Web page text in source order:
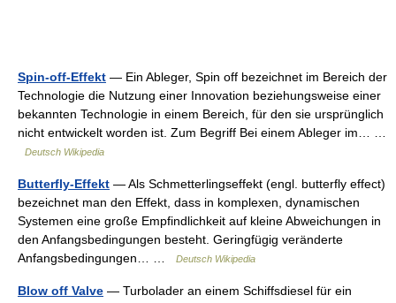
Spin-off-Effekt — Ein Ableger, Spin off bezeichnet im Bereich der
Technologie die Nutzung einer Innovation beziehungsweise einer
bekannten Technologie in einem Bereich, für den sie ursprünglich
nicht entwickelt worden ist. Zum Begriff Bei einem Ableger im… …
Deutsch Wikipedia
Butterfly-Effekt — Als Schmetterlingseffekt (engl. butterfly effect)
bezeichnet man den Effekt, dass in komplexen, dynamischen
Systemen eine große Empfindlichkeit auf kleine Abweichungen in
den Anfangsbedingungen besteht. Geringfügig veränderte
Anfangsbedingungen… …
Deutsch Wikipedia
Blow off Valve — Turbolader an einem Schiffsdiesel für ein